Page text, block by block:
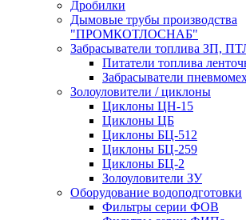
Дробилки
Дымовые трубы производства
"ПРОМКОТЛОСНАБ"
Забрасыватели топлива ЗП,
Питатели топлива
Забрасыватели
Золоуловители / циклоны
Циклоны ЦН-15
Циклоны ЦБ
Циклоны БЦ-512
Циклоны БЦ-259
Циклоны БЦ-2
Золоуловители ЗУ
Оборудование водоподготовки
Фильтры серии ФОВ